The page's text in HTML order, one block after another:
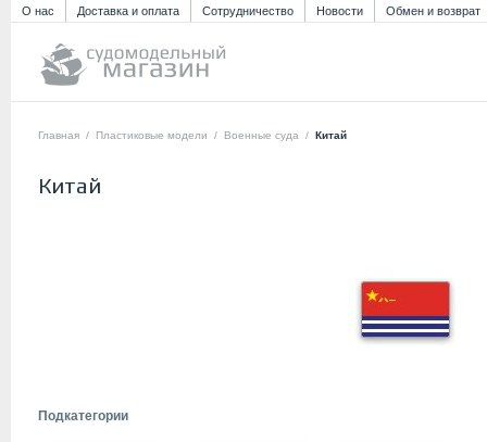
О нас Доставка и оплата Сотрудничество Новости Обмен и возврат
Главная / Пластиковые модели / Военные суда / Китай
Китай
Подкатегории